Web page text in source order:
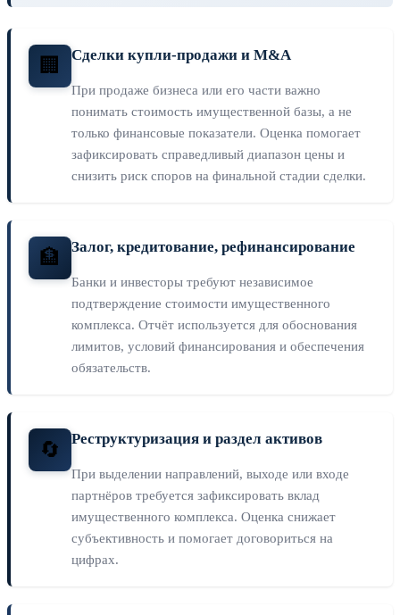
🏢 Сделки купли-продажи и M&A
При продаже бизнеса или его части важно
понимать стоимость имущественной базы, а не
только финансовые показатели. Оценка помогает
зафиксировать справедливый диапазон цены и
снизить риск споров на финальной стадии сделки.
🏦 Залог, кредитование, рефинансирование
Банки и инвесторы требуют независимое
подтверждение стоимости имущественного
комплекса. Отчёт используется для обоснования
лимитов, условий финансирования и обеспечения
обязательств.
🔄 Реструктуризация и раздел активов
При выделении направлений, выходе или входе
партнёров требуется зафиксировать вклад
имущественного комплекса. Оценка снижает
субъективность и помогает договориться на
цифрах.